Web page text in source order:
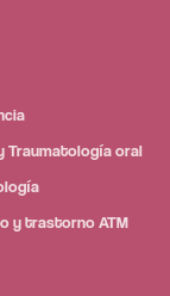
Traumatología oral
y trastorno ATM